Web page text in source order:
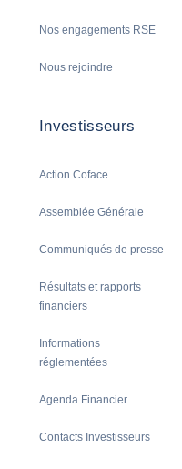
Nos engagements RSE
Nous rejoindre
Investisseurs
Action Coface
Assemblée Générale
Communiqués de presse
Résultats et rapports
financiers
Informations
réglementées
Agenda Financier
Contacts Investisseurs